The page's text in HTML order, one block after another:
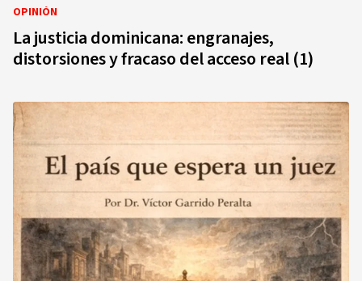
OPINIÓN
La justicia dominicana: engranajes,
distorsiones y fracaso del acceso real (1)